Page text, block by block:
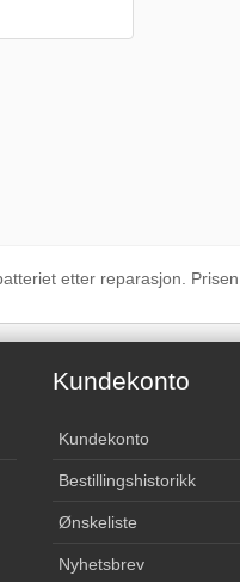
etter reparasjon.
Kundekonto
Kundekonto
Bestillingshistorikk
Ønskeliste
Nyhetsbrev